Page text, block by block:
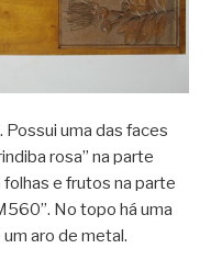
uma das faces
rosa” na parte
e frutos na parte
No topo há uma
aro de metal.